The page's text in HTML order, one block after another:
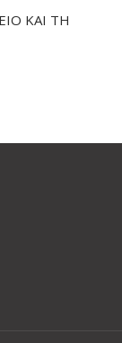
ΚΑΙ ΤΗ